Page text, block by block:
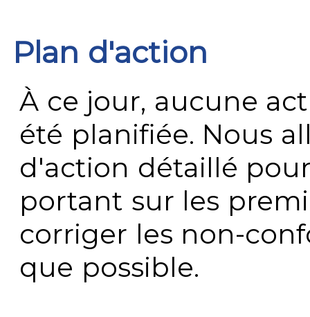
Plan d'action
À ce jour, aucune
été planifiée. Nous
d'action détaillé
portant sur les
corriger les non-
que possible.